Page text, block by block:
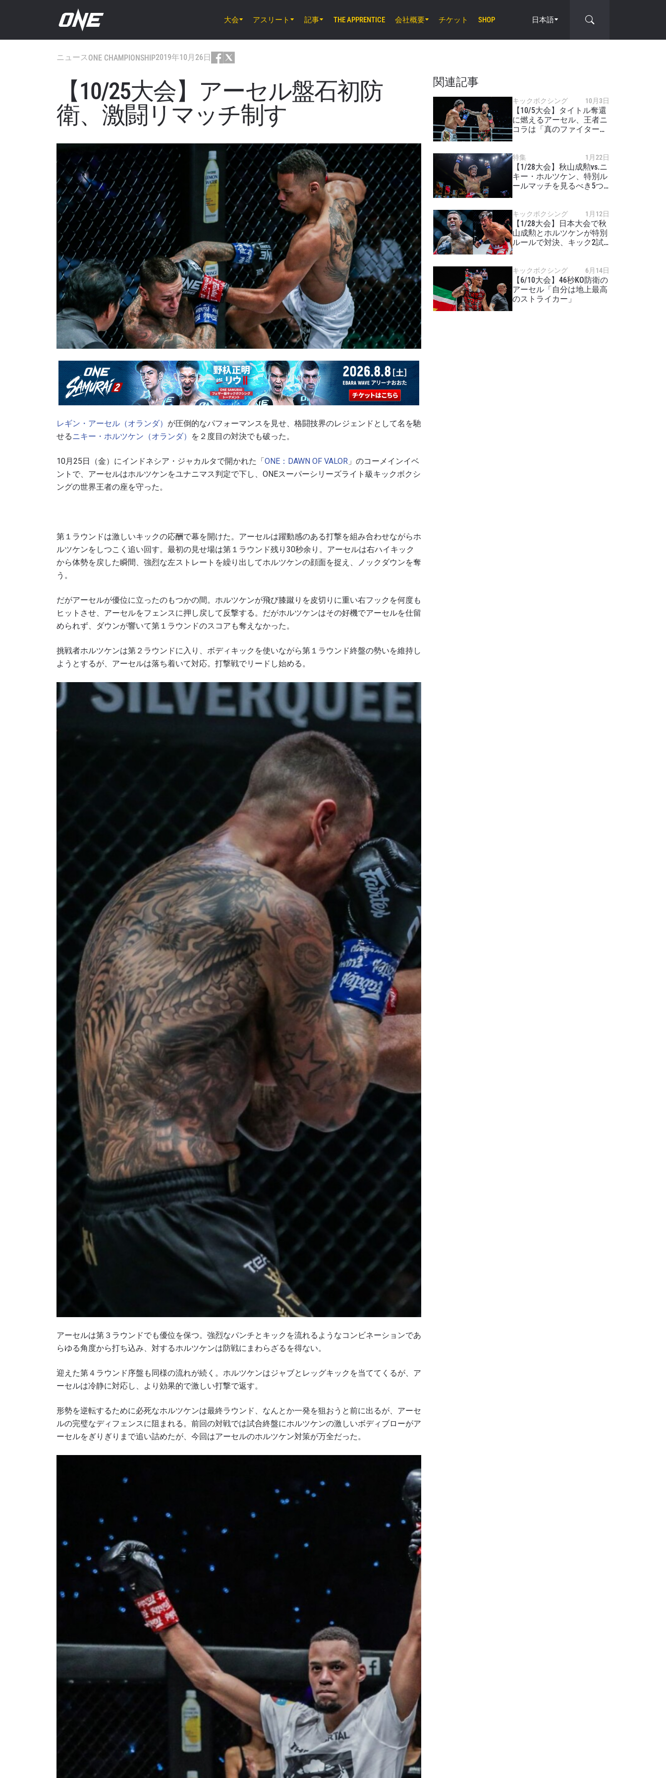
大会
8月8日（土）8時30分 UTC
アスリート 記事 THE APPRENTICE 会社概要 チケット SHOP 日本語
ニュース ONE CHAMPIONSHIP2019年10月26日
【10/25大会】アーセル盤石初防
衛、激闘リマッチ制す
レギン・アーセル（オランダ） が圧倒的なパフォーマンスを見せ、格闘技界のレジェンドとして名を馳
せるニキー・ホルツケン（オランダ） を２度目の対決でも破った。
10月25日（金）にインドネシア・ジャカルタで開かれた「ONE：DAWN OF VALOR 」のコーメインイベ
ントで、アーセルはホルツケンをユナニマス判定で下し、ONEスーパーシリーズライト級キックボクシ
ングの世界王者の座を守った。
第１ラウンドは激しいキックの応酬で幕を開けた。アーセルは躍動感のある打撃を組み合わせながらホ
ルツケンをしつこく追い回す。最初の見せ場は第１ラウンド残り30秒余り。アーセルは右ハイキック
から体勢を戻した瞬間、強烈な左ストレートを繰り出してホルツケンの顔面を捉え、ノックダウンを奪
う。
だがアーセルが優位に立ったのもつかの間。ホルツケンが飛び膝蹴りを皮切りに重い右フックを何度も
ヒットさせ、アーセルをフェンスに押し戻して反撃する。だがホルツケンはその好機でアーセルを仕留
められず、ダウンが響いて第１ラウンドのスコアも奪えなかった。
挑戦者ホルツケンは第２ラウンドに入り、ボディキックを使いながら第１ラウンド終盤の勢いを維持し
ようとするが、アーセルは落ち着いて対応。打撃戦でリードし始める。
アーセルは第３ラウンドでも優位を保つ。強烈なパンチとキックを流れるようなコンビネーションであ
らゆる角度から打ち込み、対するホルツケンは防戦にまわらざるを得ない。
迎えた第４ラウンド序盤も同様の流れが続く。ホルツケンはジャブとレッグキックを当ててくるが、ア
ーセルは冷静に対応し、より効果的で激しい打撃で返す。
形勢を逆転するために必死なホルツケンは最終ラウンド、なんとか一発を狙おうと前に出るが、アーセ
ルの完璧なディフェンスに阻まれる。前回の対戦では試合終盤にホルツケンの激しいボディブローがア
ーセルをぎりぎりまで追い詰めたが、今回はアーセルのホルツケン対策が万全だった。
関連記事
キックボクシング 10月3日
【10/5大会】タイトル奪還
に燃えるアーセル、王者ニ
コラは「真のファイターじ
特集 1月22日
【1/28大会】秋山成勲vs.ニ
キー・ホルツケン、特別ル
ールマッチを見るべき5つ
キックボクシング 1月12日
【1/28大会】日本大会で秋
山成勲とホルツケンが特別
ルールで対決、キック2試
キックボクシング 6月14日
【6/10大会】46秒KO防衛の
アーセル「自分は地上最高
のストライカー」
対戦相手
大会
ハイライトを見る
最新情報をゲット
ONEチャンピオンシップとどこでも一緒！ 最新ニュース、特別オファ
ー、ライブイベントの最高の席をゲットするため今すぐ登録を！
Eメール
名前（ローマ字で記入）
購読
このフォームを送信することにより、お客様は当社の
プライバシーポリ
シーに基づく情報の収集、使用および開示に同意したことになります。
お客様は、いつでも配信を停止することができます。